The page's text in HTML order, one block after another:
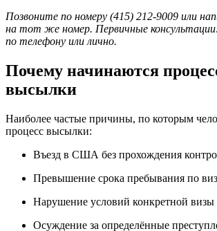
Позвоните по номеру (415) 212-9009 или
на тот же номер. Первичные
по телефону или лично.
Почему начинаются
высылки
Наиболее частые причины, по которым
процесс высылки:
Въезд в США без прохождения
Превышение срока пребывания по
Нарушение условий конкретной визы
Осуждение за определённые